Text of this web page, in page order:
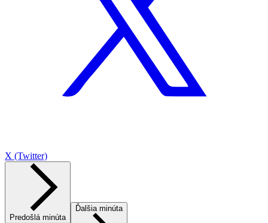
X (Twitter)
Predošlá minúta
Ďalšia minúta